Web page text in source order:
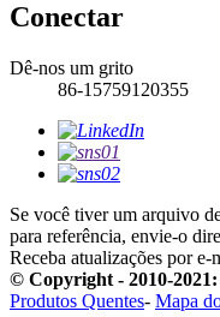
Conectar
Dê-nos um grito
86-15759120355
Se você tiver um arquivo
para referência, envie-o
Receba atualizações por e-
© Copyright - 2010-2021:
Produtos Quentes- Mapa